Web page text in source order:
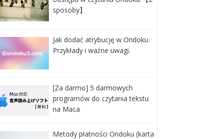
sposoby】
Jak dodać atrybucję w Ondoku.
Przykłady i ważne uwagi.
[Za darmo] 5 darmowych
programów do czytania tekstu
na Maca
Metody płatności Ondoku (karta